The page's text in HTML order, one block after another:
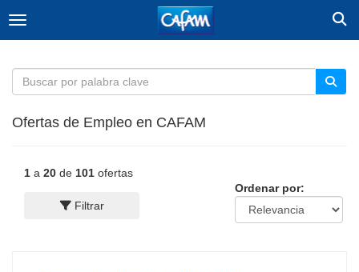
Toggle navigation
Ofertas de Empleo en CAFAM
1 a 20 de 101 ofertas
Filtrar
Ordenar por: